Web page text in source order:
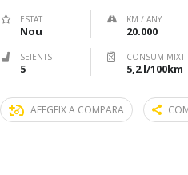
ESTAT
Nou
KM / ANY
20.000
SEIENTS
5
CONSUM MIXT
5,2 l/100km
AFEGEIX A COMPARA